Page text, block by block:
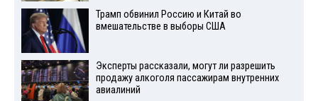
Трамп обвинил Россию и Китай во
вмешательстве в выборы США
Эксперты рассказали, могут ли разрешить
продажу алкоголя пассажирам внутренних
авиалиний